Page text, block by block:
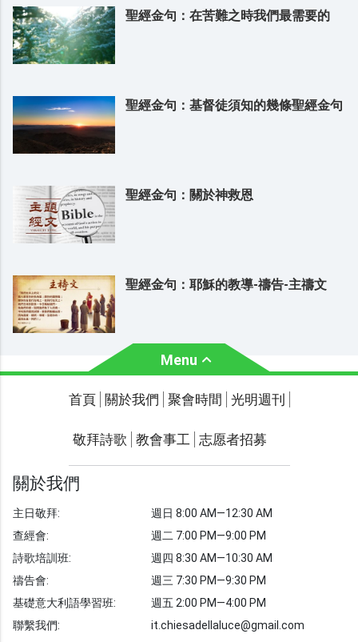
聖經金句：在苦難之時我們最需要的
聖經金句：基督徒須知的幾條聖經金句
聖經金句：關於神救恩
聖經金句：耶穌的教導-禱告-主禱文
Menu
關於我們 聚會時間
光明週刊 學習聖經
聖經故事
敬拜詩歌 圖庫
聖經金句
教會事工 志愿者招募
首頁 關於我們 聚會時間 光明週刊
敬拜詩歌 教會事工 志愿者招募
關於我們
主日敬拜:
查經會:
詩歌培訓班:
禱告會:
基礎意大利語學習班:
聯繫我們:
週日 8:00 AM—12:30 AM
週二 7:00 PM—9:00 PM
週四 8:30 AM—10:30 AM
週三 7:30 PM—9:30 PM
週五 2:00 PM—4:00 PM
it.chiesadellaluce@gmail.com